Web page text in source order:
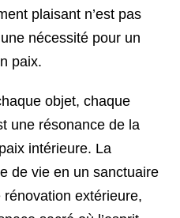
plaisant n’est pas
nécessité pour un
paix.
objet, chaque
une résonance de la
intérieure. La
de vie en un sanctuaire
rénovation extérieure,